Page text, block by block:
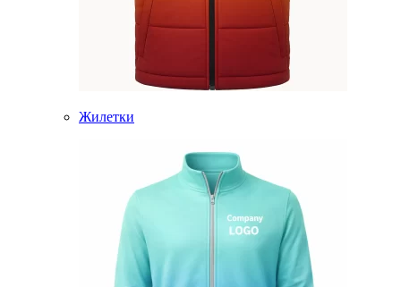
Жилетки